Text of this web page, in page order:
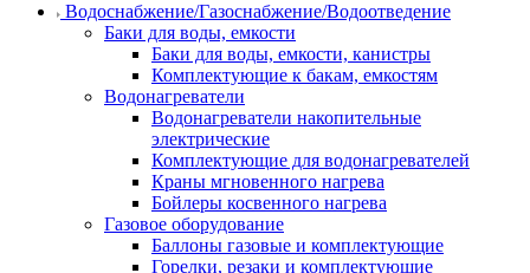
Водоснабжение/Газоснабжение/Водоотведение
Баки для воды, емкости
Баки для воды, емкости, канистры
Комплектующие к бакам, емкостям
Водонагреватели
Водонагреватели накопительные
электрические
Комплектующие для водонагревателей
Краны мгновенного нагрева
Бойлеры косвенного нагрева
Газовое оборудование
Баллоны газовые и комплектующие
Горелки, резаки и комплектующие